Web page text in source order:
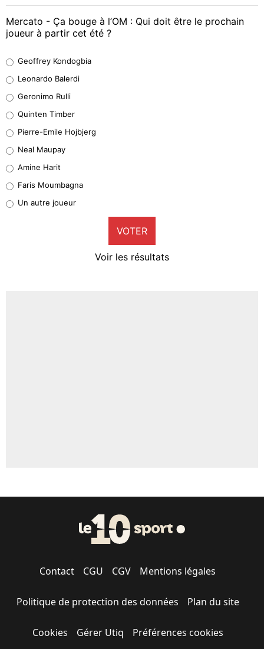
Mercato - Ça bouge à l’OM : Qui doit être le prochain
joueur à partir cet été ?
38%
32%
4%
1%
9%
Geoffrey Kondogbia
Leonardo Balerdi
Geronimo Rulli
Quinten Timber
Pierre-Emile Hojbjerg
Neal Maupay
Amine Harit
Faris Moumbagna
Un autre joueur
VOTER
Voir les résultats
Contact CGU CGV Mentions légales
Politique de protection des données Plan du site
Cookies Gérer Utiq Préférences cookies